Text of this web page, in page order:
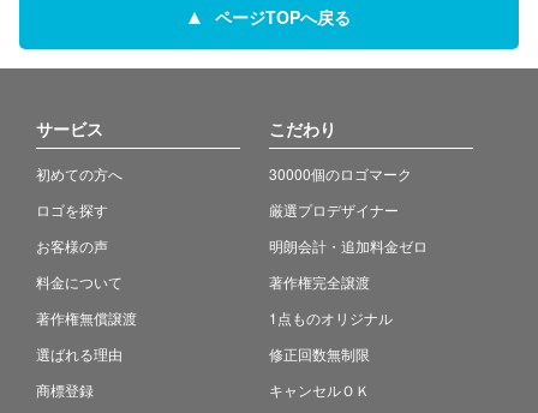
ページTOPへ戻る
サービス
初めての方へ
ロゴを探す
お客様の声
料金について
著作権無償譲渡
選ばれる理由
商標登録
こだわり
30000個のロゴマーク
厳選プロデザイナー
明朗会計・追加料金ゼロ
著作権完全譲渡
1点ものオリジナル
修正回数無制限
キャンセルＯＫ